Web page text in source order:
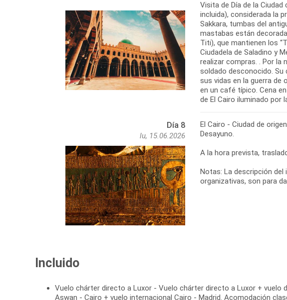
Visita de Día de la
incluida), considerada la
Sakkara, tumbas del
mastabas están
Titi), que mantienen los
Ciudadela de Saladino y
realizar compras. . Por la
soldado desconocido. Su
sus vidas en la guerra de
en un café típico. Cena
de El Cairo iluminado por
Día 8
lu, 15.06.2026
El Cairo - Ciudad de origen
Desayuno.
A la hora prevista,
Notas: La descripción
organizativas, son para
Incluido
Vuelo chárter directo a Luxor - Vuelo chárter directo a Luxor + vuelo
Aswan - Cairo + vuelo internacional Cairo - Madrid. Acomodación